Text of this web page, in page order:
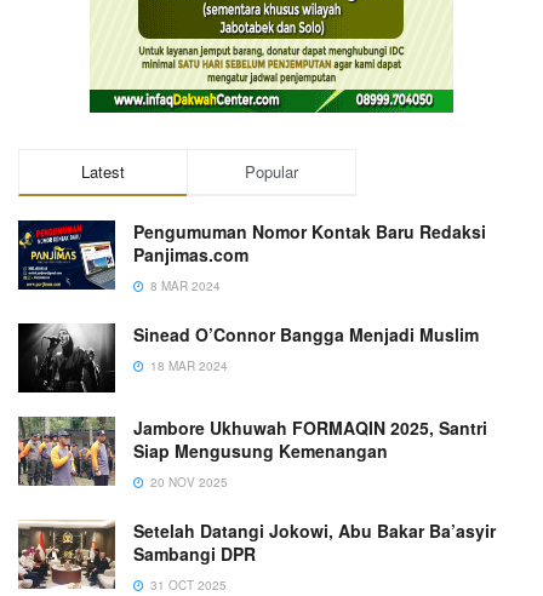
Latest Popular
Pengumuman Nomor Kontak Baru Redaksi
Panjimas.com
8 MAR 2024
Sinead O’Connor Bangga Menjadi Muslim
18 MAR 2024
Jambore Ukhuwah FORMAQIN 2025, Santri
Siap Mengusung Kemenangan
20 NOV 2025
Setelah Datangi Jokowi, Abu Bakar Ba’asyir
Sambangi DPR
31 OCT 2025